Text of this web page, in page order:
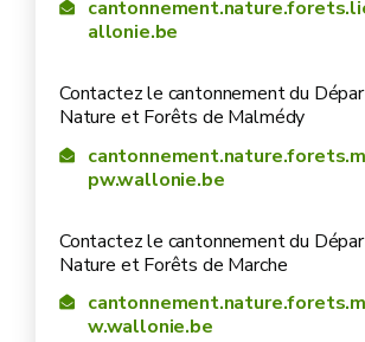
allonie.be
Contactez le cantonnement du
Nature et Forêts de Malmédy
pw.wallonie.be
Contactez le cantonnement du
Nature et Forêts de Marche
w.wallonie.be